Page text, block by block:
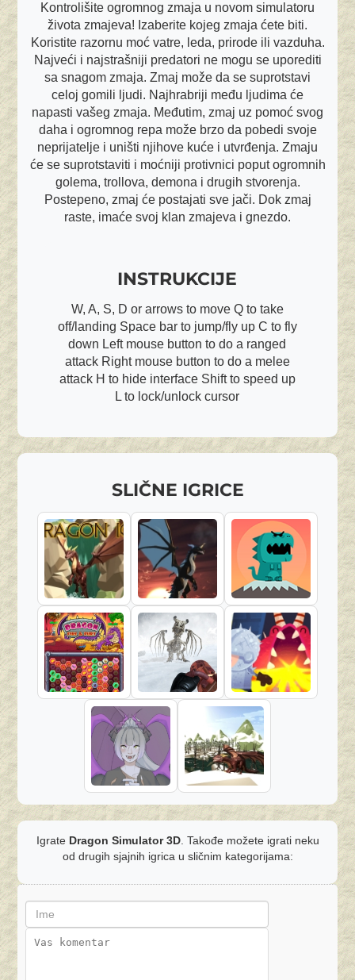
Kontrolišite ogromnog zmaja u novom simulatoru
života zmajeva! Izaberite kojeg zmaja ćete biti.
Koristite razornu moć vatre, leda, prirode ili vazduha.
Najveći i najstrašniji predatori ne mogu se uporediti
sa snagom zmaja. Zmaj može da se suprotstavi
celoj gomili ljudi. Najhrabriji među ljudima će
napasti vašeg zmaja. Međutim, zmaj uz pomoć svog
daha i ogromnog repa može brzo da pobedi svoje
neprijatelje i uništi njihove kuće i utvrđenja. Zmaju
će se suprotstaviti i moćniji protivnici poput ogromnih
golema, trollova, demona i drugih stvorenja.
Postepeno, zmaj će postajati sve jači. Dok zmaj
raste, imaće svoj klan zmajeva i gnezdo.
INSTRUKCIJE
W, A, S, D or arrows to move Q to take
off/landing Space bar to jump/fly up C to fly
down Left mouse button to do a ranged
attack Right mouse button to do a melee
attack H to hide interface Shift to speed up
L to lock/unlock cursor
SLIČNE IGRICE
Igrate Dragon Simulator 3D. Takođe možete igrati neku
od drugih sjajnih igrica u sličnim kategorijama: